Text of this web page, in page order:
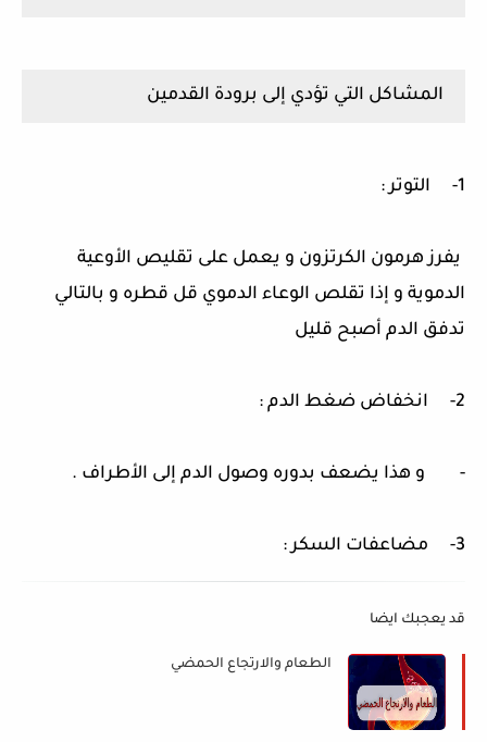
المشاكل التي تؤدي إلى برودة القدمين
1- التوتر :
يفرز هرمون الكرتزون و يعمل على تقليص الأوعية
الدموية و إذا تقلص الوعاء الدموي قل قطره و بالتالي
تدفق الدم أصبح قليل
2- انخفاض ضغط الدم :
- و هذا يضعف بدوره وصول الدم إلى الأطراف .
3- مضاعفات السكر :
قد يعجبك ايضا
الطعام والارتجاع الحمضي